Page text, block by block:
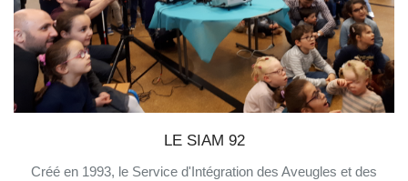
LE SIAM 92
Créé en 1993, le Service d'Intégration des Aveugles et des